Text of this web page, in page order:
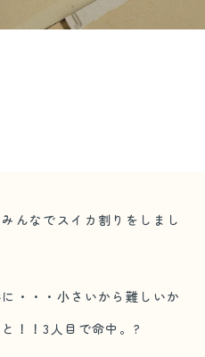
んなでスイカ割りをしまし
・・・小さいから難しいか
！！3人目で命中。?